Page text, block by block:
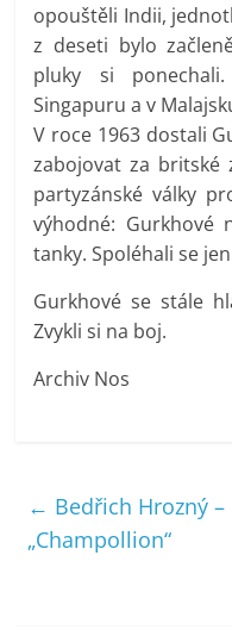
opouštěli Indii,
z deseti bylo
pluky si
Singapuru a v
V roce 1963 dostali
zabojovat za britské
partyzánské války
výhodné: Gurkhové
tanky. Spoléhali se
Gurkhové se stále
Zvykli si na boj.
Archiv Nos
← Bedřich Hrozný
„Champollion“